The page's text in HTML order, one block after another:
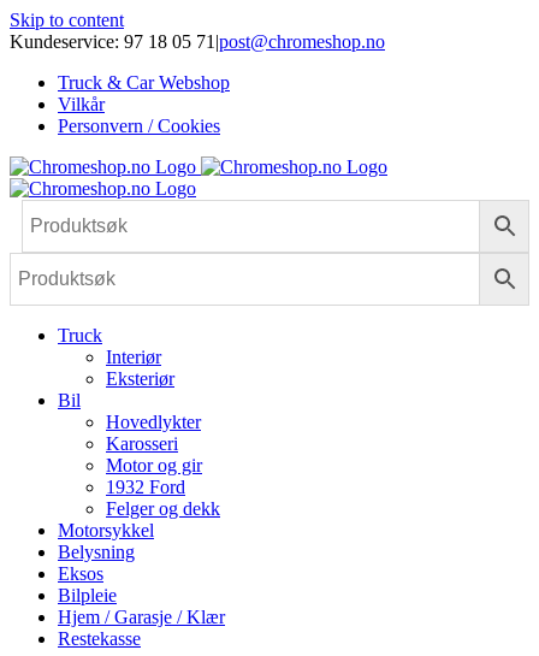
Skip to content
Kundeservice: 97 18 05 71 |post@chromeshop.no
Truck & Car Webshop
Vilkår
Personvern / Cookies
Truck
Interiør
Eksteriør
Bil
Hovedlykter
Karosseri
Motor og gir
1932 Ford
Felger og dekk
Motorsykkel
Belysning
Eksos
Bilpleie
Hjem / Garasje / Klær
Restekasse